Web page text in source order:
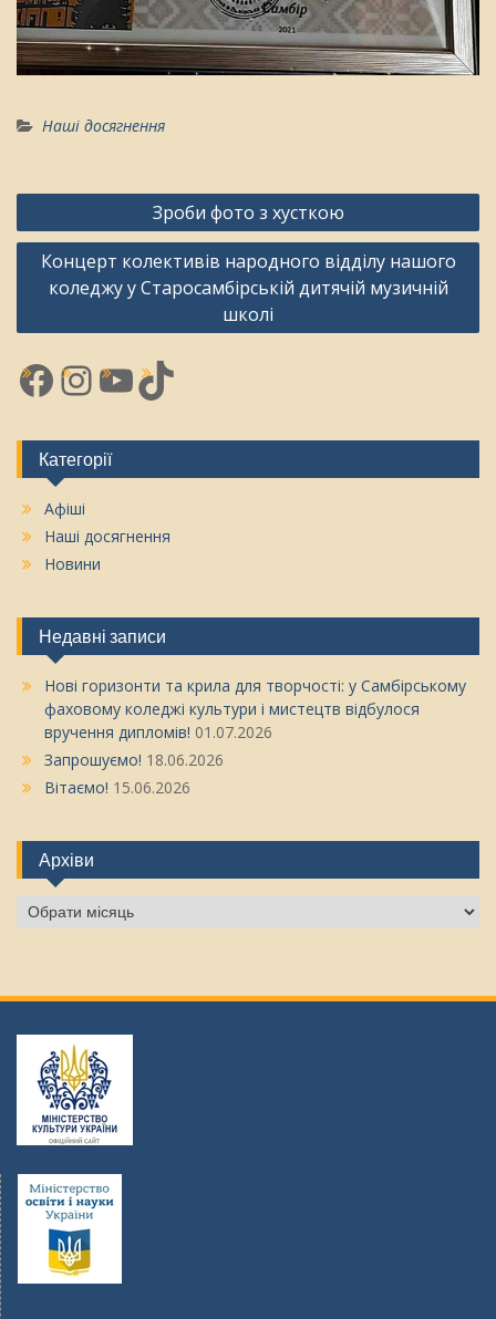
Наші досягнення
Навігація
записів
Зроби фото з хусткою
Концерт колективів народного відділу нашого
коледжу у Старосамбірській дитячій музичній
школі
Facebook
Instagram
YouTube
TikTok
Категорії
Афіші
Наші досягнення
Новини
Недавні записи
Нові горизонти та крила для творчості: у Самбірському
фаховому коледжі культури і мистецтв відбулося
вручення дипломів! 01.07.2026
Запрошуємо! 18.06.2026
Вітаємо! 15.06.2026
Архіви
Архіви